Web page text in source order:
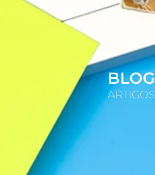
BLOG
ARTIGOS